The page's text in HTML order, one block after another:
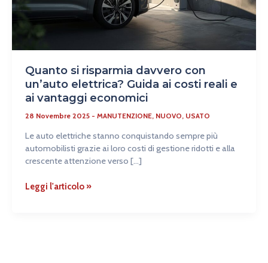
Quanto si risparmia davvero con
un’auto elettrica? Guida ai costi reali e
ai vantaggi economici
28 Novembre 2025 - MANUTENZIONE, NUOVO, USATO
Le auto elettriche stanno conquistando sempre più
automobilisti grazie ai loro costi di gestione ridotti e alla
crescente attenzione verso […]
Guida
costi
ai
vantaggi
economici
Leggi l'articolo »